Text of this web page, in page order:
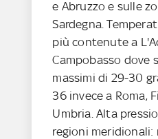
e Abruzzo e sulle
Sardegna.
più contenute a
Campobasso dove
massimi di 29-30
36 invece a Roma,
Umbria. Alta
regioni